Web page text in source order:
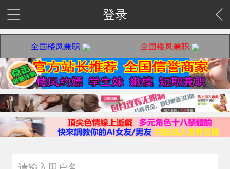
登录
全国楼凤兼职 全国楼凤兼职